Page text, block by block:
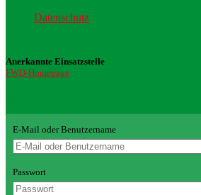
Datenschutz
Anerkannte Einsatzstelle
FWD-Homepage
E-Mail oder Benutzername
Passwort